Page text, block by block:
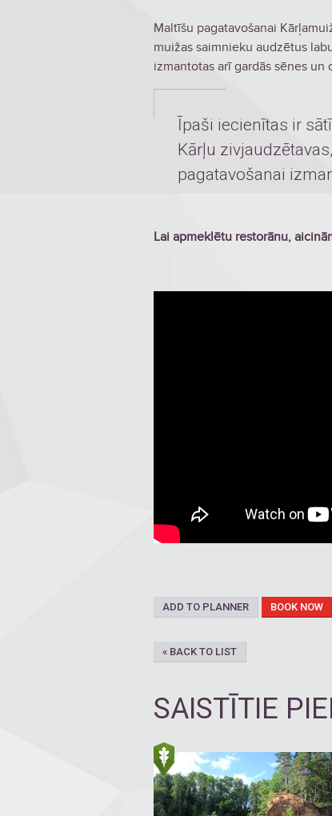
Maltīšu pagatavošanai
muižas saimnieku audzētus
izmantotas arī gardās sēnes un
Īpaši iecienītas ir
Kārļu
pagatavošanai
Lai apmeklētu restorānu,
ADD TO PLANNER BOOK NOW
« BACK TO LIST
SAISTĪTIE